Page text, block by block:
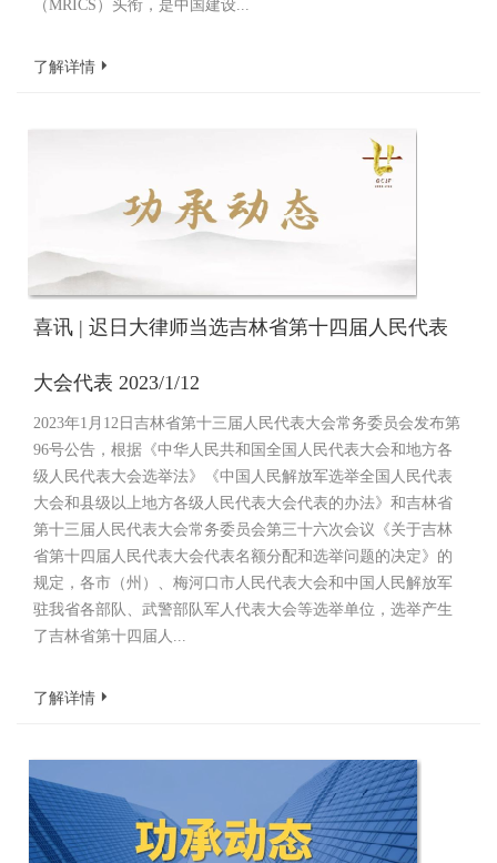
（MRICS）头衔，是中国建设...
了解详情
喜讯 | 迟日大律师当选吉林省第十四届人民代表
大会代表 2023/1/12
2023年1月12日吉林省第十三届人民代表大会常务委员会发布第
96号公告，根据《中华人民共和国全国人民代表大会和地方各
级人民代表大会选举法》《中国人民解放军选举全国人民代表
大会和县级以上地方各级人民代表大会代表的办法》和吉林省
第十三届人民代表大会常务委员会第三十六次会议《关于吉林
省第十四届人民代表大会代表名额分配和选举问题的决定》的
规定，各市（州）、梅河口市人民代表大会和中国人民解放军
驻我省各部队、武警部队军人代表大会等选举单位，选举产生
了吉林省第十四届人...
了解详情